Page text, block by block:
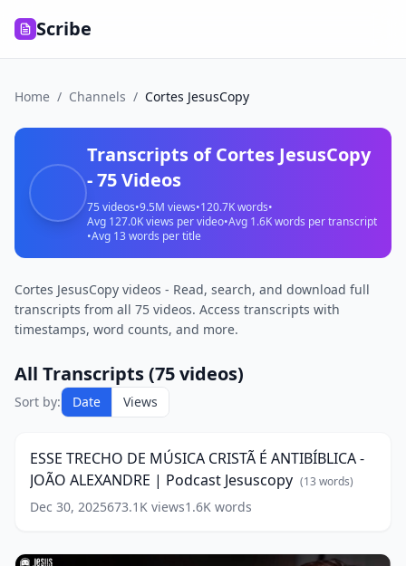
Scribe
Home / Channels / Cortes JesusCopy
Transcripts ofCortes JesusCopy
-75Videos
75 videos•9.5M views•120.7Kwords•
Avg 127.0Kviews per video•Avg 1.6Kwords per transcript
•Avg 13 words per title
Cortes JesusCopy videos - Read, search, and download full
transcripts from all 75 videos. Access transcripts with
timestamps, word counts, and more.
All Transcripts (75videos)
Sort by: Date Views
TRECHO
CRISTÃ
ANTIBÍBLICA
ALEXANDRE
ESSE TRECHO DE MÚSICA CRISTÃ É ANTIBÍBLICA -
JOÃO ALEXANDRE | Podcast Jesuscopy (13 words)
Dec 30, 2025673.1K views1.6K words